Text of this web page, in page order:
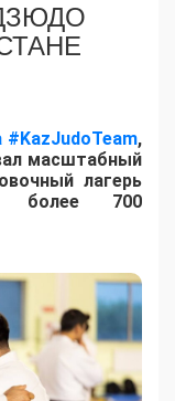
#KazJudoTeam,
масштабный
лагерь
более 700